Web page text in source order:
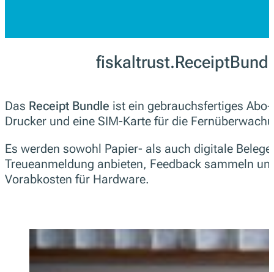
Das Receipt Bundle ist ein gebrauchsfertiges
Drucker und eine SIM-Karte für die
Es werden sowohl Papier- als auch digitale
Treueanmeldung anbieten, Feedback sammeln
Vorabkosten für Hardware.